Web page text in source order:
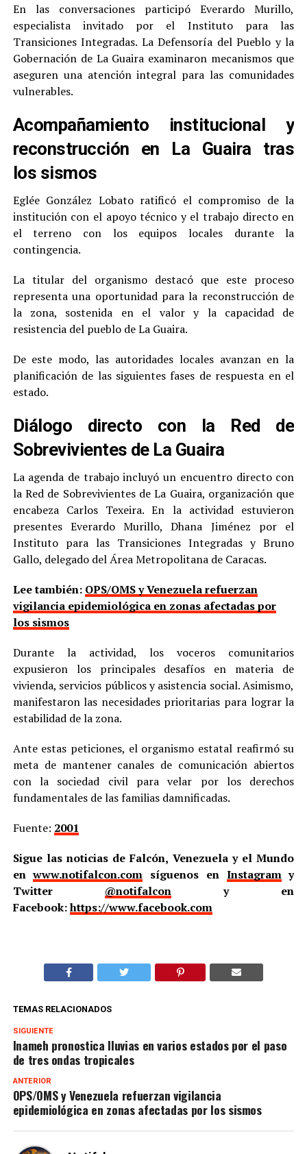
En las conversaciones participó Everardo Murillo,
especialista invitado por el Instituto para las
Transiciones Integradas. La Defensoría del Pueblo y la
Gobernación de La Guaira examinaron mecanismos que
aseguren una atención integral para las comunidades
vulnerables.
Acompañamiento institucional y
reconstrucción en La Guaira tras
los sismos
Eglée González Lobato ratificó el compromiso de la
institución con el apoyo técnico y el trabajo directo en
el terreno con los equipos locales durante la
contingencia.
La titular del organismo destacó que este proceso
representa una oportunidad para la reconstrucción de
la zona, sostenida en el valor y la capacidad de
resistencia del pueblo de La Guaira.
De este modo, las autoridades locales avanzan en la
planificación de las siguientes fases de respuesta en el
estado.
Diálogo directo con la Red de
Sobrevivientes de La Guaira
La agenda de trabajo incluyó un encuentro directo con
la Red de Sobrevivientes de La Guaira, organización que
encabeza Carlos Texeira. En la actividad estuvieron
presentes Everardo Murillo, Dhana Jiménez por el
Instituto para las Transiciones Integradas y Bruno
Gallo, delegado del Área Metropolitana de Caracas.
Lee también: OPS/OMS y Venezuela refuerzan
vigilancia epidemiológica en zonas afectadas por
los sismos
Durante la actividad, los voceros comunitarios
expusieron los principales desafíos en materia de
vivienda, servicios públicos y asistencia social. Asimismo,
manifestaron las necesidades prioritarias para lograr la
estabilidad de la zona.
Ante estas peticiones, el organismo estatal reafirmó su
meta de mantener canales de comunicación abiertos
con la sociedad civil para velar por los derechos
fundamentales de las familias damnificadas.
Fuente: 2001
Sigue las noticias de Falcón, Venezuela y el Mundo
enwww.notifalcon.com síguenos en Instagramy
Twitter @notifalcony en
Facebook:https://www.facebook.com
TEMAS RELACIONADOS
SIGUIENTE
Inameh pronostica lluvias en varios estados por el paso
de tres ondas tropicales
ANTERIOR
OPS/OMS y Venezuela refuerzan vigilancia
epidemiológica en zonas afectadas por los sismos